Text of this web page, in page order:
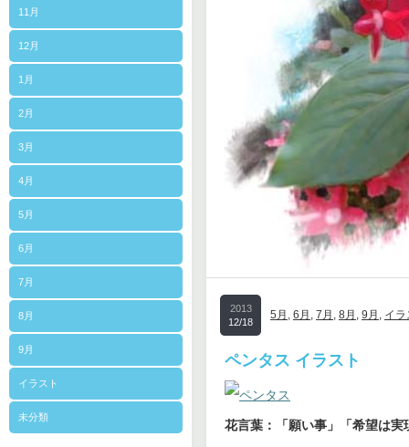
11月
12月
1月
2月
3月
4月
5月
6月
7月
8月
9月
イラスト
未分類
2013
12/18
5月 , 6月 , 7月 , 8月 , 9月 , イラ
ペンタス イラスト
花言葉：「願い事」「希望は実